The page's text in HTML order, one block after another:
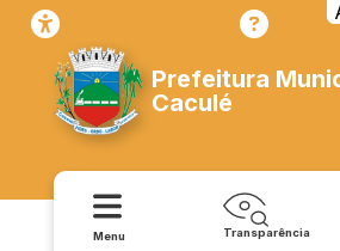
Prefeitura
Caculé
Menu Transparência